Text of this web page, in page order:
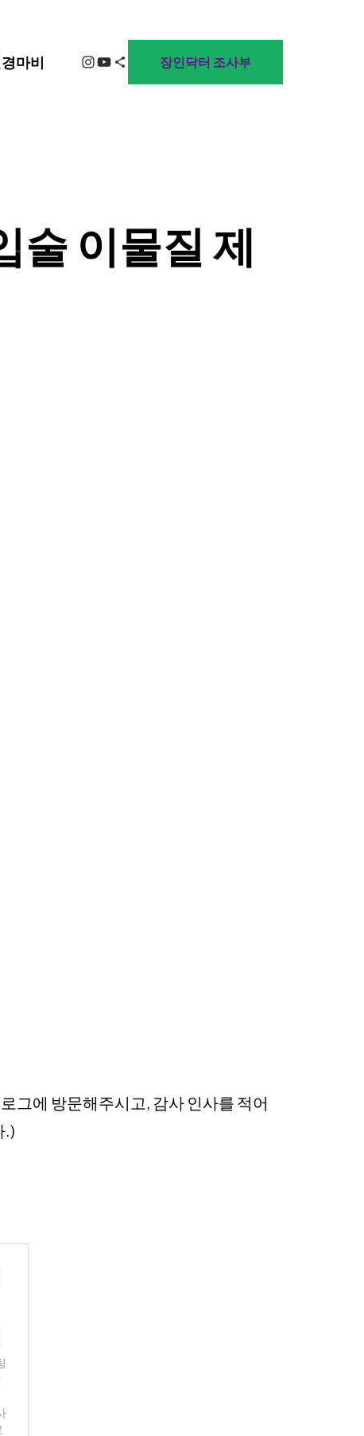
마비 Instagram
YouTube
Share Icon 장인닥터 조사부
술 이물질 제
그에 방문해주시고, 감사 인사를 적어
.)